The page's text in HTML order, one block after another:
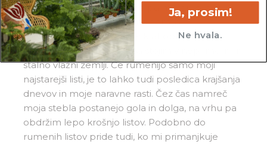
nagnite korenine, obvezno pa me presadi v
popolnoma svežo in zračno zemljo.
Rumeni listi:liste največkrat obarvam
rumeno, ko predolgo časa stojim v neprimerni in
stalno vlažni zemlji. Če rumenijo samo moji
najstarejši listi, je to lahko tudi posledica krajšanja
dnevov in moje naravne rasti. Čez čas namreč
moja stebla postanejo gola in dolga, na vrhu pa
obdržim lepo krošnjo listov. Podobno do
rumenih listov pride tudi, ko mi primanjkuje
Ja, prosim!
Ne hvala.